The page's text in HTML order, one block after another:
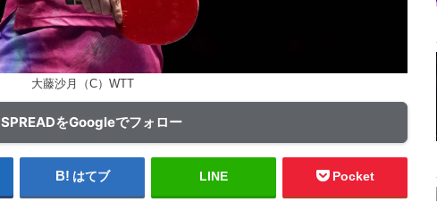
大藤沙月（C）WTT
SPREADをGoogleでフォロー
はてブ LINE Pocket